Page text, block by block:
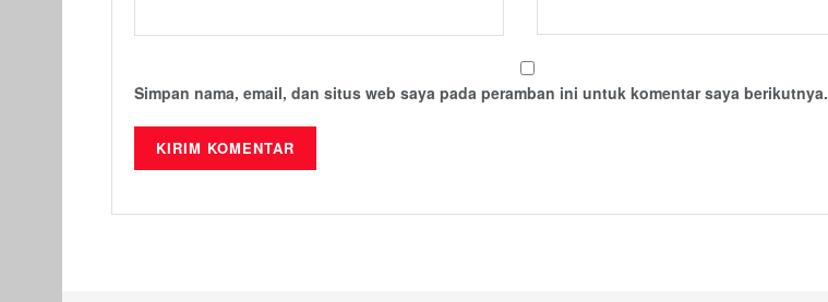
Simpan nama, email, dan situs web saya pada peramban ini untuk komentar saya berikutnya.